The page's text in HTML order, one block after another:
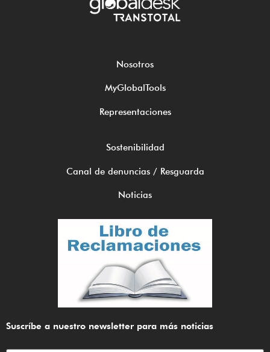
Nosotros
MyGlobalTools
Representaciones
Sostenibilidad
Canal de denuncias / Resguarda
Noticias
Suscríbe a nuestro newsletter para más noticias